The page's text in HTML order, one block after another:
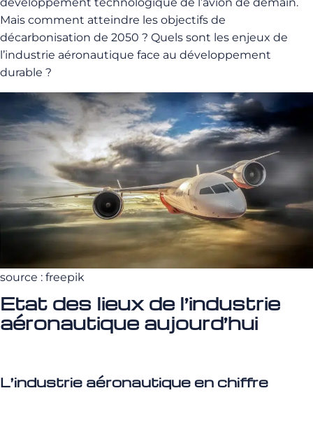
Mais comment atteindre les objectifs de
décarbonisation de 2050 ? Quels sont les enjeux de
l’industrie aéronautique face au développement
durable ?
source : freepik
Etat des lieux de l’industrie
aéronautique aujourd’hui
L’industrie aéronautique en chiffre